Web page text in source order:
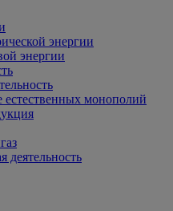
энергии
энергии
естественных монополий
деятельность